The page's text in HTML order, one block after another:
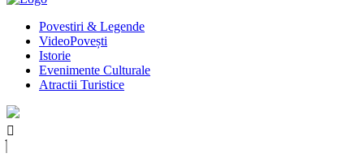
Povestiri & Legende
VideoPovești
Istorie
Evenimente Culturale
Atractii Turistice